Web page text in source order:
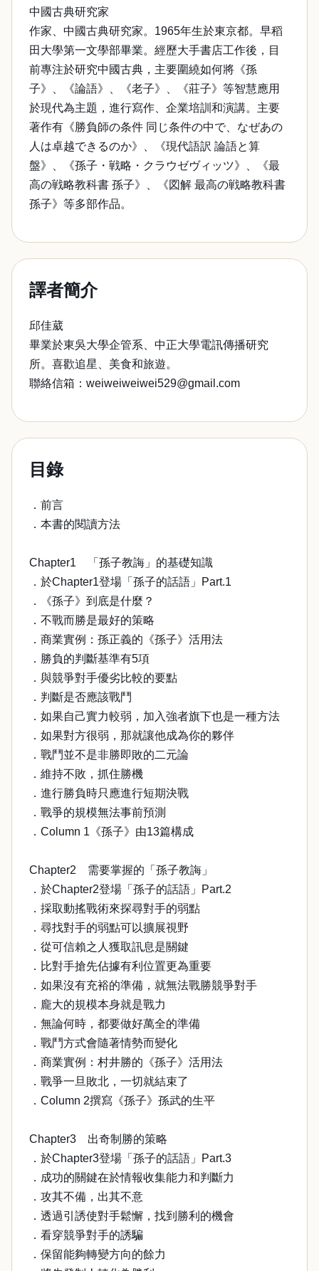
中國古典研究家
作家、中國古典研究家。1965年生於東京都。早稻
田大學第一文學部畢業。經歷大手書店工作後，目
前專注於研究中國古典，主要圍繞如何將《孫
子》、《論語》、《老子》、《莊子》等智慧應用
於現代為主題，進行寫作、企業培訓和演講。主要
著作有《勝負師の条件 同じ条件の中で、なぜあの
人は卓越できるのか》、《現代語訳 論語と算
盤》、《孫子・戦略・クラウゼヴィッツ》、《最
高の戦略教科書 孫子》、《図解 最高の戦略教科書
孫子》等多部作品。
譯者簡介
邱佳葳
畢業於東吳大學企管系、中正大學電訊傳播研究
所。喜歡追星、美食和旅遊。
聯絡信箱：weiweiweiwei529@gmail.com
目錄
．前言
．本書的閱讀方法
Chapter1 「孫子教誨」的基礎知識
．於Chapter1登場「孫子的話語」Part.1
．《孫子》到底是什麼？
．不戰而勝是最好的策略
．商業實例：孫正義的《孫子》活用法
．勝負的判斷基準有5項
．與競爭對手優劣比較的要點
．判斷是否應該戰鬥
．如果自己實力較弱，加入強者旗下也是一種方法
．如果對方很弱，那就讓他成為你的夥伴
．戰鬥並不是非勝即敗的二元論
．維持不敗，抓住勝機
．進行勝負時只應進行短期決戰
．戰爭的規模無法事前預測
．Column 1《孫子》由13篇構成
Chapter2 需要掌握的「孫子教誨」
．於Chapter2登場「孫子的話語」Part.2
．採取動搖戰術來探尋對手的弱點
．尋找對手的弱點可以擴展視野
．從可信賴之人獲取訊息是關鍵
．比對手搶先佔據有利位置更為重要
．如果沒有充裕的準備，就無法戰勝競爭對手
．龐大的規模本身就是戰力
．無論何時，都要做好萬全的準備
．戰鬥方式會隨著情勢而變化
．商業實例：村井勝的《孫子》活用法
．戰爭一旦敗北，一切就結束了
．Column 2撰寫《孫子》孫武的生平
Chapter3 出奇制勝的策略
．於Chapter3登場「孫子的話語」Part.3
．成功的關鍵在於情報收集能力和判斷力
．攻其不備，出其不意
．透過引誘使對手鬆懈，找到勝利的機會
．看穿競爭對手的誘騙
．保留能夠轉變方向的餘力